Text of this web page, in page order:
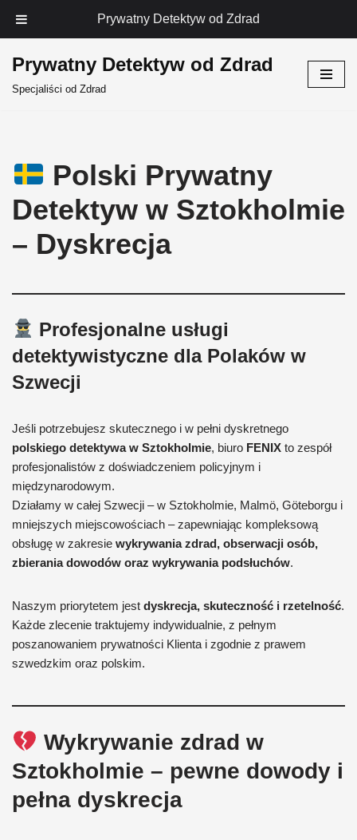
Prywatny Detektyw od Zdrad
Prywatny Detektyw od Zdrad
Specjaliści od Zdrad
Polski Prywatny
Detektyw w Sztokholmie
– Dyskrecja
Profesjonalne usługi
detektywistyczne dla Polaków w
Szwecji
Jeśli potrzebujesz skutecznego i w pełni dyskretnego
polskiego detektywa w Sztokholmie, biuro FENIX to zespół
profesjonalistów z doświadczeniem policyjnym i
międzynarodowym.
Działamy w całej Szwecji – w Sztokholmie, Malmö, Göteborgu i
mniejszych miejscowościach – zapewniając kompleksową
obsługę w zakresie wykrywania zdrad, obserwacji osób,
zbierania dowodów oraz wykrywania podsłuchów.
Naszym priorytetem jest dyskrecja, skuteczność i rzetelność.
Każde zlecenie traktujemy indywidualnie, z pełnym
poszanowaniem prywatności Klienta i zgodnie z prawem
szwedzkim oraz polskim.
Wykrywanie zdrad w
Sztokholmie – pewne dowody i
pełna dyskrecja